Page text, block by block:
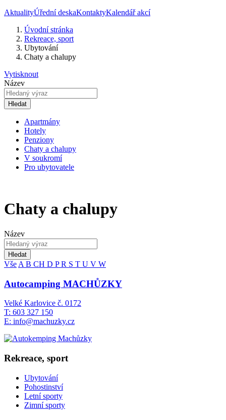
AktualityÚřední deskaKontaktyKalendář akcí
Úvodní stránka
Rekreace, sport
Ubytování
Chaty a chalupy
Vytisknout
Název
Hledat
Apartmány
Hotely
Penziony
Chaty a chalupy
V soukromí
Pro ubytovatele
Chaty a chalupy
Název
Hledat
Vše A B CH D PR S T U V W
Autocamping MACHŮZKY
Velké Karlovice č. 0172
T: 603 327 150
E: info@machuzky.cz
Rekreace, sport
Ubytování
Pohostinství
Letní sporty
Zimní sporty